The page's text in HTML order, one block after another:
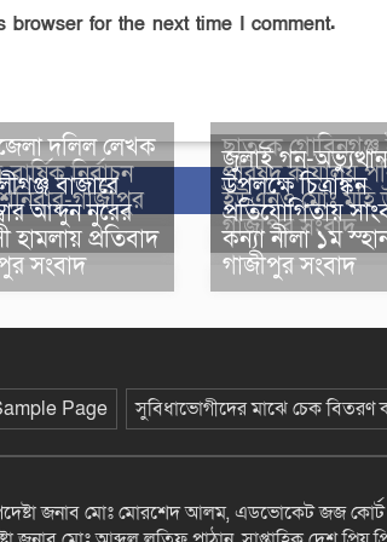
for the next time I comment.
দলিল লেখক
নির্বাচন
গাজীপুর
ছাতকে
পরিষদ কার্যালয়
ইউএনও মোঃ মহি
গাজীপুর সংবাদ
বাজারে
আব্দুন নুরের
হামলায় প্রতিবাদ
সংবাদ
জুলাই গন-
উপলক্ষে চিত্রাঙ্কন
প্রতিযোগিতায়
কন্যা নীলা ১ম
গাজীপুর সংবাদ
Page সুবিধাভোগীদের মাঝে চেক বিতরণ
জনাব মোঃ মোরশেদ আলম, এডভোকেট জজ